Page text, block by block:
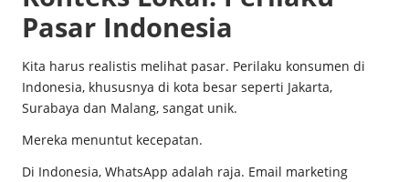
Pasar Indonesia
Kita harus realistis melihat pasar. Perilaku konsumen di
Indonesia, khususnya di kota besar seperti Jakarta,
Surabaya dan Malang, sangat unik.
Mereka menuntut kecepatan.
Di Indonesia, WhatsApp adalah raja. Email marketing